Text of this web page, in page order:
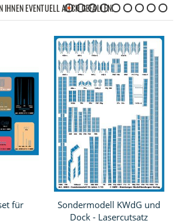
IHNEN EVENTUELL AUCH GEFALLEN!
für
Sondermodell KWdG und
Dock - Lasercutsatz